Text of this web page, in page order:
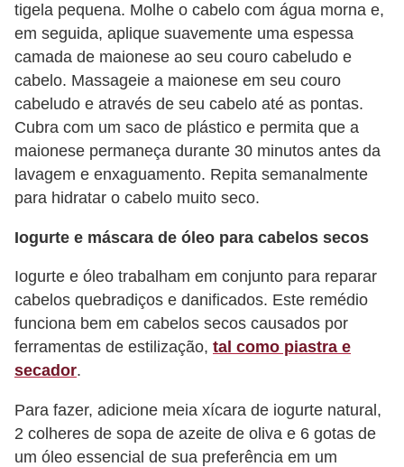
tigela pequena. Molhe o cabelo com água morna e,
em seguida, aplique suavemente uma espessa
camada de maionese ao seu couro cabeludo e
cabelo. Massageie a maionese em seu couro
cabeludo e através de seu cabelo até as pontas.
Cubra com um saco de plástico e permita que a
maionese permaneça durante 30 minutos antes da
lavagem e enxaguamento. Repita semanalmente
para hidratar o cabelo muito seco.
Iogurte e máscara de óleo para cabelos secos
Iogurte e óleo trabalham em conjunto para reparar
cabelos quebradiços e danificados. Este remédio
funciona bem em cabelos secos causados ​​por
ferramentas de estilização, tal como piastra e
secador.
Para fazer, adicione meia xícara de iogurte natural,
2 colheres de sopa de azeite de oliva e 6 gotas de
um óleo essencial de sua preferência em um
n
o
s
P
é
s
e
ã
o
s
R
o
a